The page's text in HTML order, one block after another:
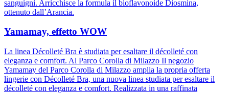
sanguigni. Arricchisce la formula il bioflavonoide Diosmina,
ottenuto dall’Arancia.
Yamamay, effetto WOW
La linea Décolleté Bra è studiata per esaltare il décolleté con
eleganza e comfort. Al Parco Corolla di Milazzo Il negozio
Yamamay del Parco Corolla di Milazzo amplia la propria offerta
lingerie con Décolleté Bra, una nuova linea studiata per esaltare il
décolleté con eleganza e comfort. Realizzata in una raffinata